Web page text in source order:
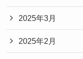
2025年3月
2025年2月